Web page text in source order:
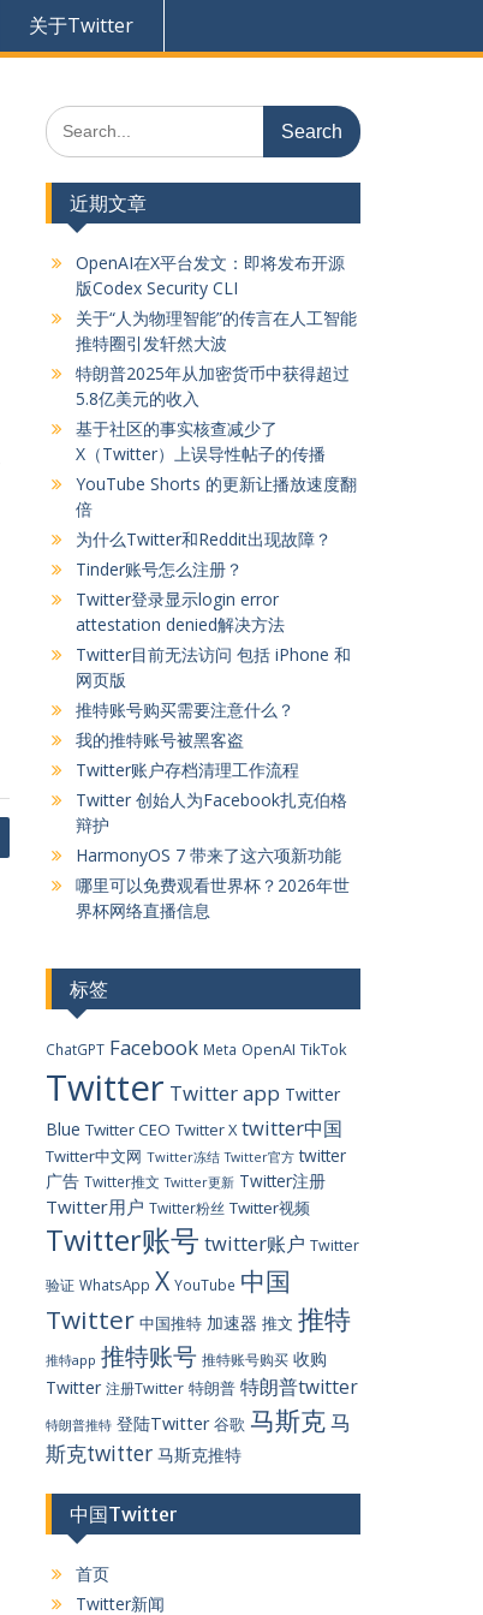
关于Twitter
Search
for:
近期文章
OpenAI在X平台发文：即将发布开源
版Codex Security CLI
关于“人为物理智能”的传言在人工智能
推特圈引发轩然大波
特朗普2025年从加密货币中获得超过
5.8亿美元的收入
基于社区的事实核查减少了
X（Twitter）上误导性帖子的传播
YouTube Shorts 的更新让播放速度翻
倍
为什么Twitter和Reddit出现故障？
Tinder账号怎么注册？
Twitter登录显示login error
attestation denied解决方法
Twitter目前无法访问 包括 iPhone 和
网页版
推特账号购买需要注意什么？
我的推特账号被黑客盗
Twitter账户存档清理工作流程
Twitter 创始人为Facebook扎克伯格
辩护
HarmonyOS 7 带来了这六项新功能
哪里可以免费观看世界杯？2026年世
界杯网络直播信息
标签
ChatGPT Facebook Meta OpenAI TikTok
Twitter Twitter app Twitter
Blue Twitter CEO Twitter X twitter中国
Twitter中文网 Twitter冻结 Twitter官方 twitter
广告 Twitter推文 Twitter更新 Twitter注册
Twitter用户 Twitter粉丝 Twitter视频
Twitter账号 twitter账户 Twitter
验证 WhatsApp X YouTube 中国
Twitter 中国推特 加速器 推文 推特
推特app 推特账号 推特账号购买 收购
Twitter 注册Twitter 特朗普 特朗普twitter
特朗普推特 登陆Twitter 谷歌 马斯克马
斯克twitter 马斯克推特
中国Twitter
首页
Twitter新闻